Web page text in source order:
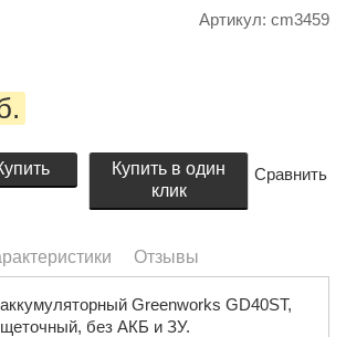
Артикул: cm3459
Купить в один
клик
Сравнить
Отзывы
Greenworks GD40ST,
без АКБ и ЗУ.